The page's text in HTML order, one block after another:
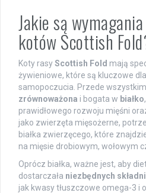
Jakie są
kotów Scottish
Koty rasyScottish Fold mają
żywieniowe, które są kluczowe
samopoczucia. Przede
zrównoważona i bogata w białko
prawidłowego rozwoju mięśni
jako zwierzęta mięsożerne,
białka zwierzęcego, które
na mięsie drobiowym, wołowym
Oprócz białka, ważne jest, aby
dostarczała niezbędnych
jak kwasy tłuszczowe omega-3 i